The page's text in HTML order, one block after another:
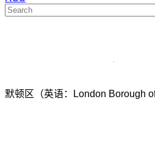
默顿区（英语：London Borough